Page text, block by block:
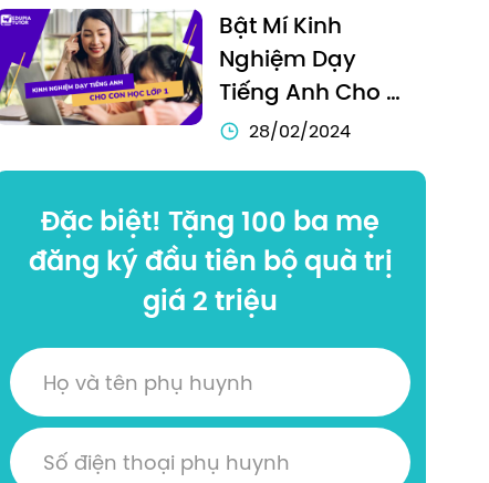
Bật Mí Kinh
Nghiệm Dạy
Tiếng Anh Cho
Con Học Lớp 1
28/02/2024
Đặc biệt! Tặng 100 ba mẹ
đăng ký đầu tiên bộ quà trị
giá 2 triệu